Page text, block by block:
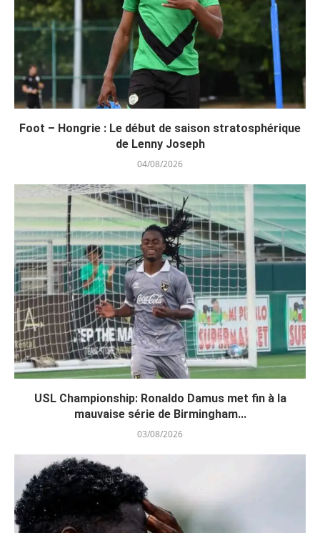
Foot – Hongrie : Le début de saison stratosphérique
de Lenny Joseph
04/08/2026
USL Championship: Ronaldo Damus met fin à la
mauvaise série de Birmingham...
03/08/2026